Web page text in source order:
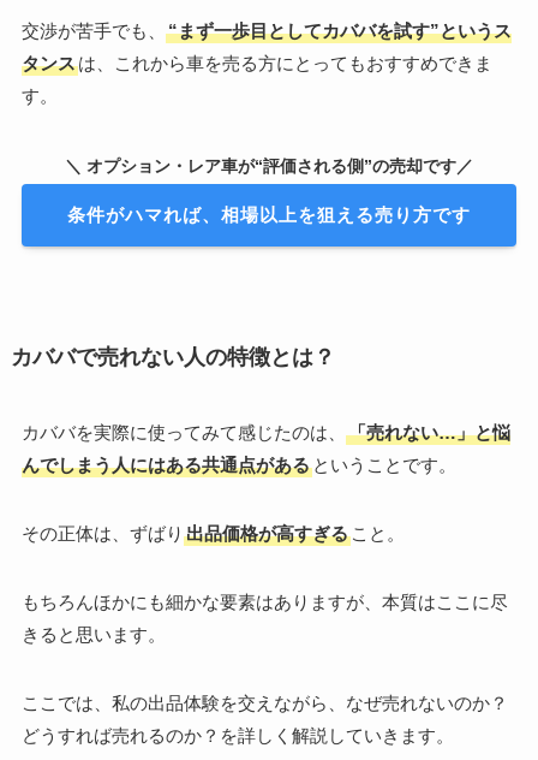
交渉が苦手でも、
“まず一歩目としてカババを試す”というス
タンスは、これから車を売る方にとってもおすすめできま
す。
＼ オプション・レア車が“評価される側”の売却です／
条件がハマれば、相場以上を狙える売り方です
カババで売れない人の特徴とは？
カババを実際に使ってみて感じたのは、
「売れない…」と悩
んでしまう人にはある共通点があるということです。
その正体は、ずばり 出品価格が高すぎること。
もちろんほかにも細かな要素はありますが、本質はここに尽
きると思います。
ここでは、私の出品体験を交えながら、なぜ売れないのか？
どうすれば売れるのか？を詳しく解説していきます。